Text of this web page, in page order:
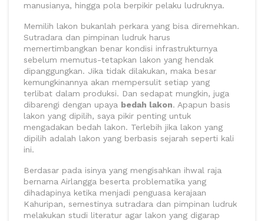
manusianya, hingga pola berpikir pelaku ludruknya.
Memilih lakon bukanlah perkara yang bisa diremehkan.
Sutradara dan pimpinan ludruk harus
memertimbangkan benar kondisi infrastrukturnya
sebelum memutus-tetapkan lakon yang hendak
dipanggungkan. Jika tidak dilakukan, maka besar
kemungkinannya akan mempersulit setiap yang
terlibat dalam produksi. Dan sedapat mungkin, juga
dibarengi dengan upaya bedah lakon. Apapun basis
lakon yang dipilih, saya pikir penting untuk
mengadakan bedah lakon. Terlebih jika lakon yang
dipilih adalah lakon yang berbasis sejarah seperti kali
ini.
Berdasar pada isinya yang mengisahkan ihwal raja
bernama Airlangga beserta problematika yang
dihadapinya ketika menjadi penguasa kerajaan
Kahuripan, semestinya sutradara dan pimpinan ludruk
melakukan studi literatur agar lakon yang digarap